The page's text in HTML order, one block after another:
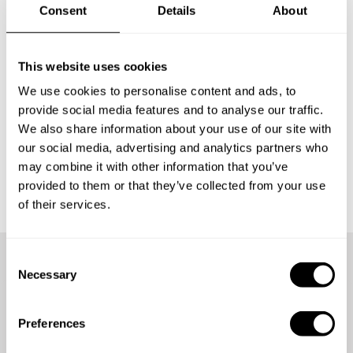
Consent Details About
This website uses cookies
We use cookies to personalise content and ads, to
provide social media features and to analyse our traffic.
We also share information about your use of our site with
our social media, advertising and analytics partners who
may combine it with other information that you’ve
provided to them or that they’ve collected from your use
of their services.
Necessary
Preferences
propuesta; personalizamos el menú, compramos todos
los ingredientes, el Chef Profesional cocina todos los
experiencia y, por último, deja todo impecable. Además
puede asesorarles un buen vino, una experiencia que
recordarán siempre.
han
disfrutado ya de la